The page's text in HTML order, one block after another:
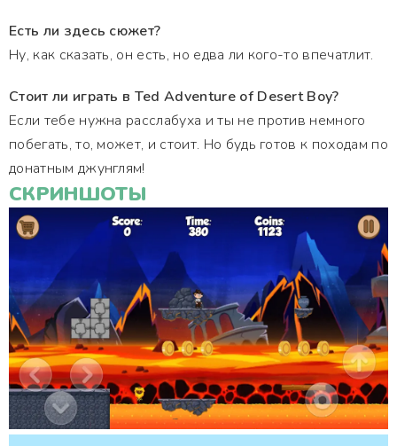
Есть ли здесь сюжет?
Ну, как сказать, он есть, но едва ли кого-то впечатлит.
Стоит ли играть в Ted Adventure of Desert Boy?
Если тебе нужна расслабуха и ты не против немного
побегать, то, может, и стоит. Но будь готов к походам по
донатным джунглям!
СКРИНШОТЫ